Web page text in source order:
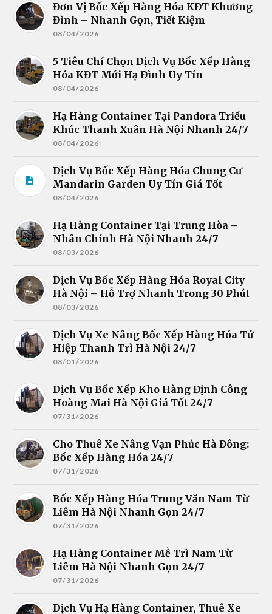
Đơn Vị Bốc Xếp Hàng Hóa KĐT Khương
Đình – Nhanh Gọn, Tiết Kiệm
08/04/2026
5 Tiêu Chí Chọn Dịch Vụ Bốc Xếp Hàng
Hóa KĐT Mới Hạ Đình Uy Tín
08/04/2026
Hạ Hàng Container Tại Pandora Triều
Khúc Thanh Xuân Hà Nội Nhanh 24/7
08/04/2026
Dịch Vụ Bốc Xếp Hàng Hóa Chung Cư
Mandarin Garden Uy Tín Giá Tốt
08/04/2026
Hạ Hàng Container Tại Trung Hòa –
Nhân Chính Hà Nội Nhanh 24/7
08/03/2026
Dịch Vụ Bốc Xếp Hàng Hóa Royal City
Hà Nội – Hỗ Trợ Nhanh Trong 30 Phút
08/03/2026
Dịch Vụ Xe Nâng Bốc Xếp Hàng Hóa Tứ
Hiệp Thanh Trì Hà Nội 24/7
08/01/2026
Dịch Vụ Bốc Xếp Kho Hàng Định Công
Hoàng Mai Hà Nội Giá Tốt 24/7
07/31/2026
Cho Thuê Xe Nâng Vạn Phúc Hà Đông:
Bốc Xếp Hàng Hóa 24/7
07/31/2026
Bốc Xếp Hàng Hóa Trung Văn Nam Từ
Liêm Hà Nội Nhanh Gọn 24/7
07/31/2026
Hạ Hàng Container Mễ Trì Nam Từ
Liêm Hà Nội Nhanh Gọn 24/7
07/31/2026
Dịch Vụ Hạ Hàng Container, Thuê Xe